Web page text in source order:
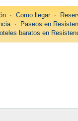
∙Como llegar∙
∙ Paseos en
baratos en